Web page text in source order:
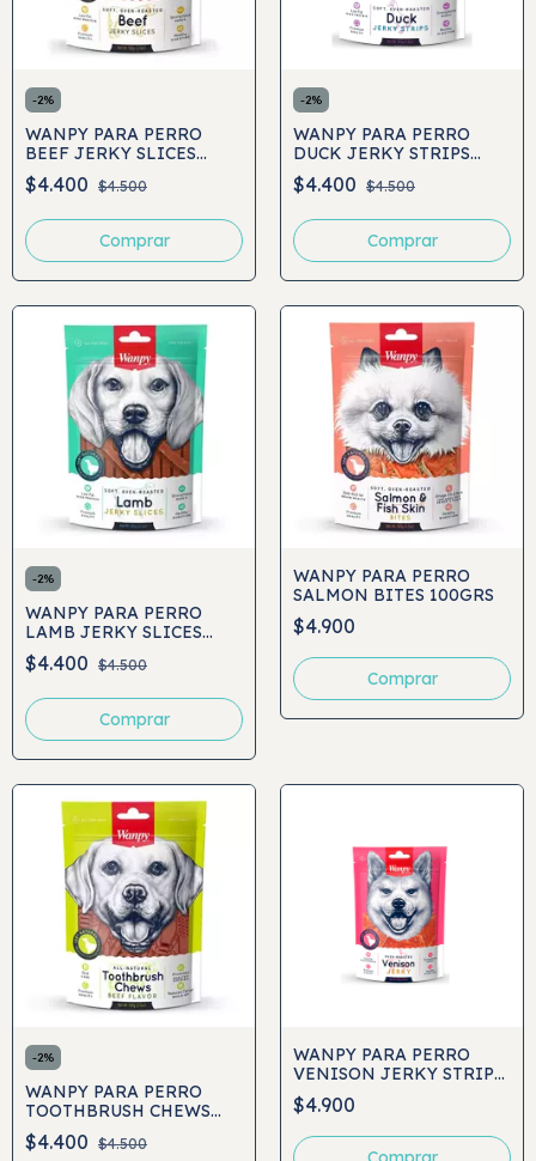
-2%
WANPY PARA PERRO
BEEF JERKY SLICES
100GRS
$4.400 $4.500
-2%
WANPY PARA PERRO
DUCK JERKY STRIPS
100GRS
$4.400 $4.500
-2%
WANPY PARA PERRO
LAMB JERKY SLICES
100GRS
$4.400 $4.500
WANPY PARA PERRO
SALMON BITES 100GRS
$4.900
-2%
WANPY PARA PERRO
TOOTHBRUSH CHEWS
BEEF FLAVOR 100GRS
$4.400 $4.500
WANPY PARA PERRO
VENISON JERKY STRIPS
100GRS
$4.900